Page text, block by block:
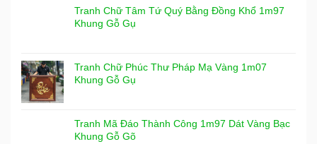
Tranh Chữ Tâm Tứ Quý Bằng Đồng Khổ 1m97
Khung Gỗ Gụ
Tranh Chữ Phúc Thư Pháp Mạ Vàng 1m07
Khung Gỗ Gụ
Tranh Mã Đáo Thành Công 1m97 Dát Vàng Bạc
Khung Gỗ Gõ